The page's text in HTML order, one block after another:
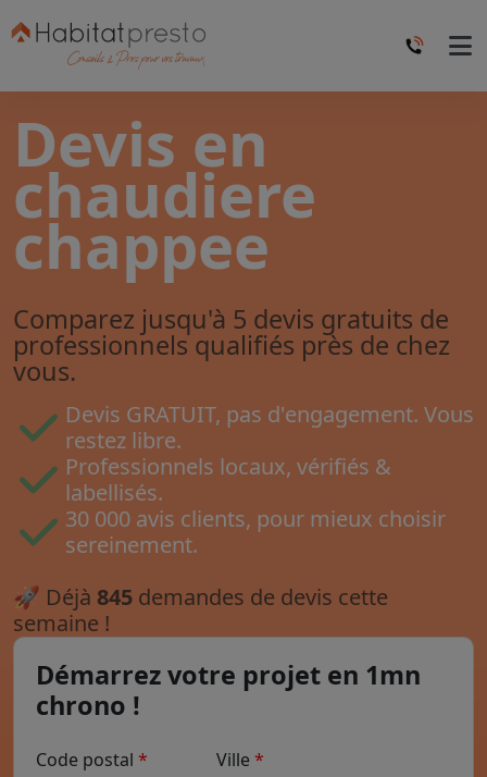
Devis en
chaudiere
chappee
Comparez jusqu'à 5 devis gratuits de
professionnels qualifiés près de chez
vous.
Devis GRATUIT, pas d'engagement. Vous
restez libre.
Professionnels locaux, vérifiés &
labellisés.
30 000 avis clients, pour mieux choisir
sereinement.
🚀 Déjà 845 demandes de devis cette
semaine !
Démarrez votre projet en 1mn
chrono !
Code postal Ville